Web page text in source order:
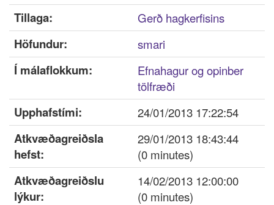
Aðildarfélög
Innskrá
Nýskrá
Tillaga: Gerð hagkerfisins
Höfundur: smari
Í málaflokkum:
Efnahagur og opinber
tölfræði
Upphafstími: 24/01/2013 17:22:54
Atkvæðagreiðsla
hefst:
29/01/2013 18:43:44
(0 minutes)
Atkvæðagreiðslu
lýkur:
14/02/2013 12:00:00
(0 minutes)